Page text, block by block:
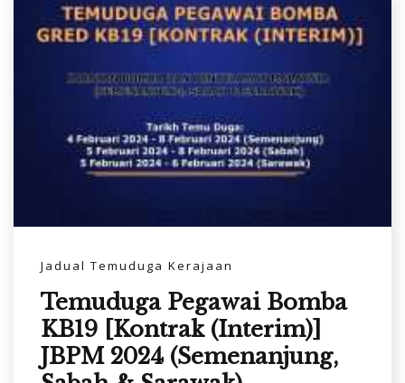
Jadual Temuduga Kerajaan
Temuduga Pegawai Bomba
KB19 [Kontrak (Interim)]
JBPM 2024 (Semenanjung,